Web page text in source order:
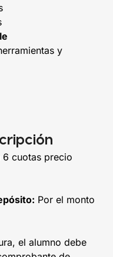
y
6 cuotas precio
Por el monto
el alumno debe